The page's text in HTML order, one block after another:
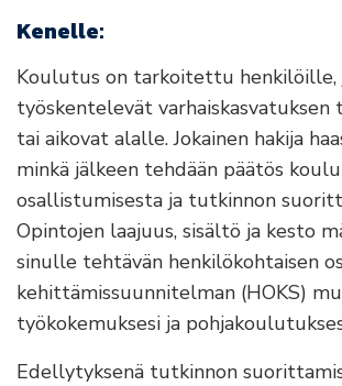
Kenelle:
Koulutus on tarkoitettu henkilöille,
työskentelevät varhaiskasvatuksen
tai aikovat alalle. Jokainen hakija
minkä jälkeen tehdään päätös
osallistumisesta ja tutkinnon
Opintojen laajuus, sisältö ja kesto
sinulle tehtävän henkilökohtaisen
kehittämissuunnitelman (HOKS)
työkokemuksesi ja
Edellytyksenä tutkinnon